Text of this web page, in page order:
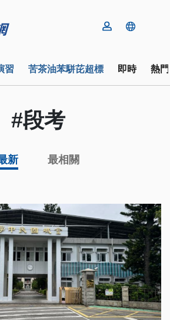
習 苦茶油苯駢芘超標 即時 熱
#段考
新 最相關